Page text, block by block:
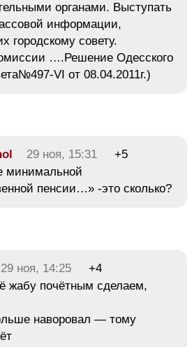
органами. Выступать
информации,
городскому совету.
….Решение Одесского
VI от 08.04.2011г.)
29 ноя, 15:31
+5
минимальной
пенсии…» -это сколько?
29 ноя, 14:25
+4
жабу почётным сделаем,
наворовал — тому